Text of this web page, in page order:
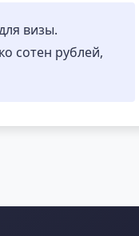
визы.
сотен рублей,